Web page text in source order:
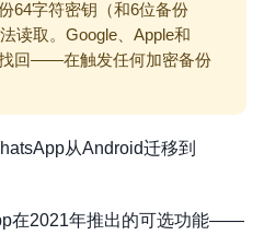
64字符密钥（和6位备份
读取。Google、Apple和
回——在触发任何加密备份
从Android迁移到
在2021年推出的可选功能——